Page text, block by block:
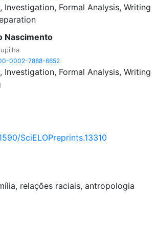
Investigation Formal Analysis Writing
Nascimento
0002-7888-6652
Investigation Formal Analysis Writing
SciELOPreprints.13310
relações raciais, antropologia